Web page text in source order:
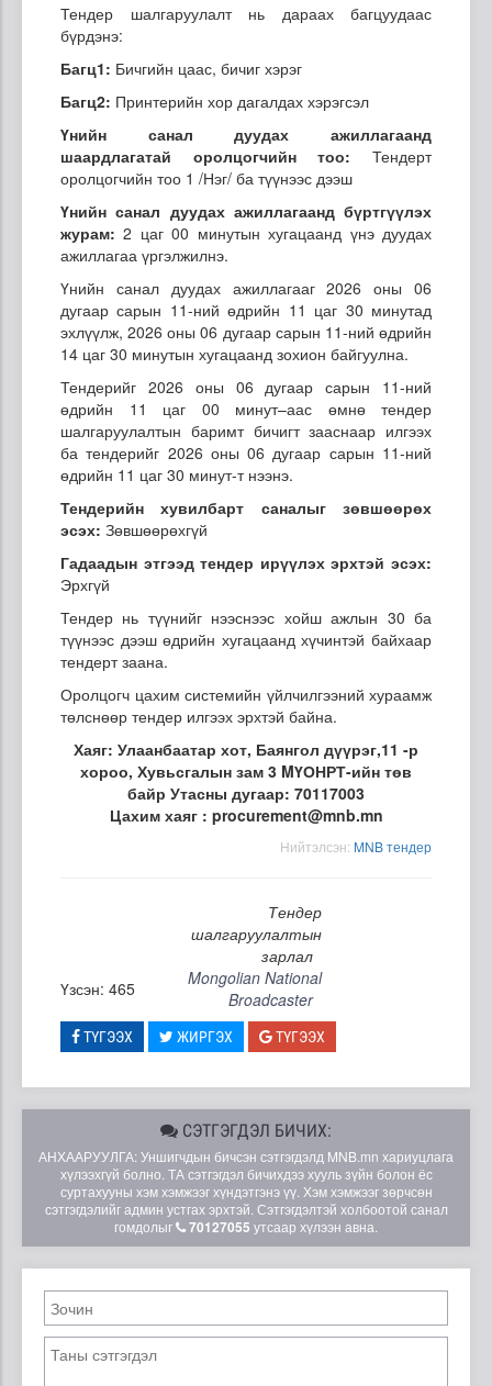
Тендер шалгаруулалт нь дараах багцуудаас
бүрдэнэ:
Багц1: Бичгийн цаас, бичиг хэрэг
Багц2: Принтерийн хор дагалдах хэрэгсэл
Үнийн санал дуудах ажиллагаанд
шаардлагатай оролцогчийн тоо: Тендерт
оролцогчийн тоо 1 /Нэг/ ба түүнээс дээш
Үнийн санал дуудах ажиллагаанд бүртгүүлэх
журам: 2 цаг 00 минутын хугацаанд үнэ дуудах
ажиллагаа үргэлжилнэ.
Үнийн санал дуудах ажиллагааг 2026 оны 06
дугаар сарын 11-ний өдрийн 11 цаг 30 минутад
эхлүүлж, 2026 оны 06 дугаар сарын 11-ний өдрийн
14 цаг 30 минутын хугацаанд зохион байгуулна.
Тендерийг 2026 оны 06 дугаар сарын 11-ний
өдрийн 11 цаг 00 минут–аас өмнө тендер
шалгаруулалтын баримт бичигт зааснаар илгээх
ба тендерийг 2026 оны 06 дугаар сарын 11-ний
өдрийн 11 цаг 30 минут-т нээнэ.
Тендерийн хувилбарт саналыг зөвшөөрөх
эсэх: Зөвшөөрөхгүй
Гадаадын этгээд тендер ирүүлэх эрхтэй эсэх:
Эрхгүй
Тендер нь түүнийг нээснээс хойш ажлын 30 ба
түүнээс дээш өдрийн хугацаанд хүчинтэй байхаар
тендерт заана.
Оролцогч цахим системийн үйлчилгээний хураамж
төлснөөр тендер илгээх эрхтэй байна.
Хаяг: Улаанбаатар хот, Баянгол дүүрэг,11 -р
хороо, Хувьсгалын зам 3 MҮОНРТ-ийн төв
байр Утасны дугаар: 70117003
Цахим хаяг : procurement@mnb.mn
Нийтэлсэн: MNB тендер
Тендер
шалгаруулалтын
зарлал
Үзсэн: 465
Mongolian National
Broadcaster
ТҮГЭЭХ ЖИРГЭХ ТҮГЭЭХ
СЭТГЭГДЭЛ БИЧИХ:
АНХААРУУЛГА: Уншигчдын бичсэн сэтгэгдэлд MNB.mn хариуцлага
хүлээхгүй болно. ТА сэтгэгдэл бичихдээ хууль зүйн болон ёс
суртахууны хэм хэмжээг хүндэтгэнэ үү. Хэм хэмжээг зөрчсөн
сэтгэгдэлийг админ устгах эрхтэй. Сэтгэгдэлтэй холбоотой санал
гомдолыг
70127055 утсаар хүлээн авна.